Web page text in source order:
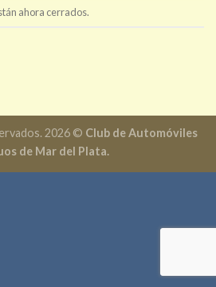
ahora cerrados.
2026 © Club de Automóviles
de Mar del Plata.